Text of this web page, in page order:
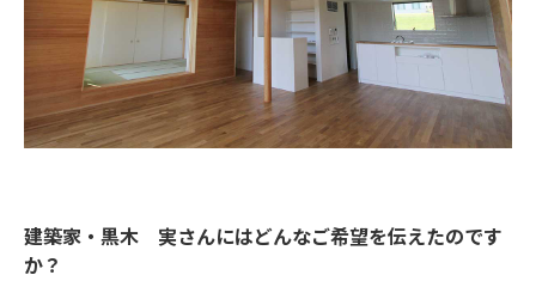
建築家・黒木 実さんにはどんなご希望を伝えたのです
か？